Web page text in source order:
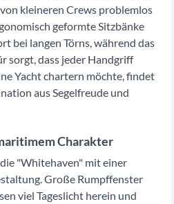
kleineren Crews problemlos
geformte Sitzbänke
bei langen Törns, während das
sorgt, dass jeder Handgriff
Yacht chartern möchte, findet
aus Segelfreude und
Charakter
"Whitehaven" mit einer
Große Rumpffenster
viel Tageslicht herein und